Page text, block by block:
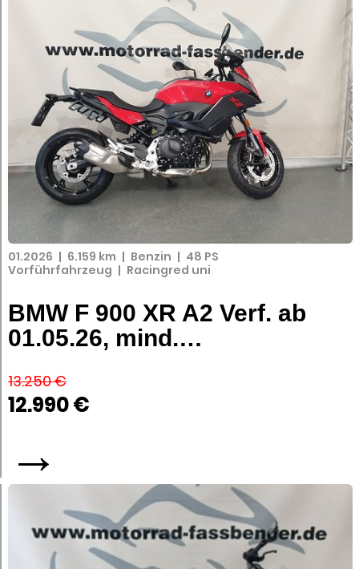
01.2026 | 6.159 km | Benzin | 48 PS
Vorführfahrzeug | Racingred uni
BMW F 900 XR A2 Verf. ab
01.05.26, mind.…
13.250 €
12.990 €
→